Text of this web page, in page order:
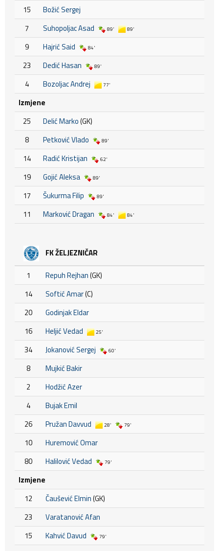
15
Božić Sergej
7
Suhopoljac Asad 89' 89'
9 Hajrić Said 84'
23 Dedić Hasan 89'
4 Bozoljac Andrej 77'
Izmjene
25
Delić Marko(GK)
8
Petković Vlado 89'
14 Radić Kristijan 62'
19 Gojić Aleksa 89'
17 Šukurma Filip 89'
11 Marković Dragan 84' 84'
FK ŽELJEZNIČAR
1 Repuh Rejhan(GK)
14
Softić Amar(C)
20
Godinjak Eldar
16
Heljić Vedad 25'
34 Jokanović Sergej 60'
8
Mujkić Bakir
2
Hodžić Azer
4
Bujak Emil
26
Pružan Davvud 28' 79'
10
Huremović Omar
80
Halilović Vedad 79'
Izmjene
12
Čaušević Elmin(GK)
23
Varatanović Afan
15
Kahvić Davud 79'